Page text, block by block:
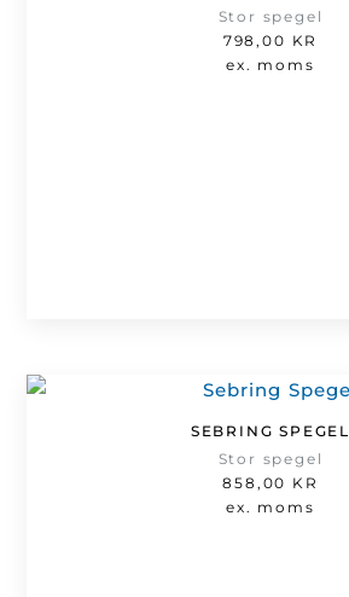
Stor spegel
798,00 KR
ex. moms
SEBRING SPEGEL
Stor spegel
858,00 KR
ex. moms